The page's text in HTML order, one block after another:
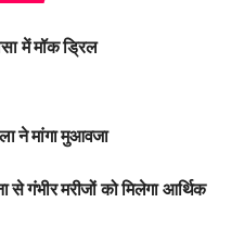
में मॉक ड्रिल
ने मांगा मुआवजा
से गंभीर मरीजों को मिलेगा आर्थिक